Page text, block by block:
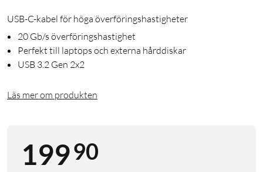
USB-C-kabel för höga överföringshastigheter
20 Gb/s överföringshastighet
Perfekt till laptops och externa hårddiskar
USB 3.2 Gen 2x2
Läs mer om produkten
19990